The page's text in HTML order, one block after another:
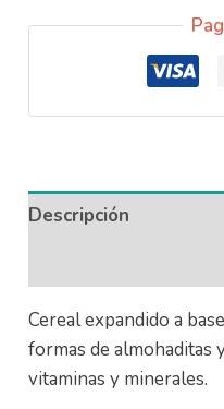
Descripción
Cereal expandido a
formas de almohaditas
vitaminas y minerales.